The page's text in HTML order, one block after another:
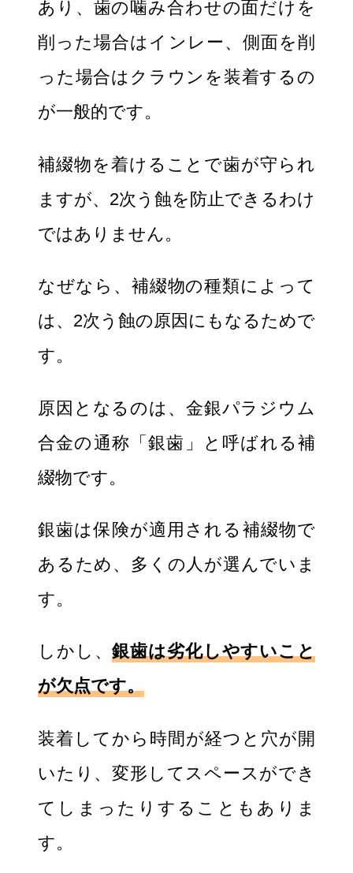
あり、歯の噛み合わせの面だけを
削った場合はインレー、側面を削
った場合はクラウンを装着するの
が一般的です。
補綴物を着けることで歯が守られ
ますが、2次う蝕を防止できるわけ
ではありません。
なぜなら、補綴物の種類によって
は、2次う蝕の原因にもなるためで
す。
原因となるのは、金銀パラジウム
合金の通称「銀歯」と呼ばれる補
綴物です。
銀歯は保険が適用される補綴物で
あるため、多くの人が選んでいま
す。
しかし、銀歯は劣化しやすいこと
が欠点です。
装着してから時間が経つと穴が開
いたり、変形してスペースができ
てしまったりすることもありま
す。